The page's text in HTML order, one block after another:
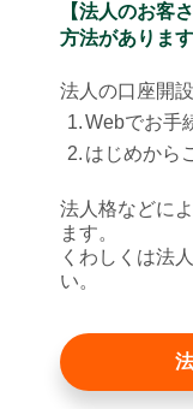
【法人のお客
方法がありま
法人の口座開
1.Webでお手
2. はじめから
法人格などに
ます。
くわしくは法
い。